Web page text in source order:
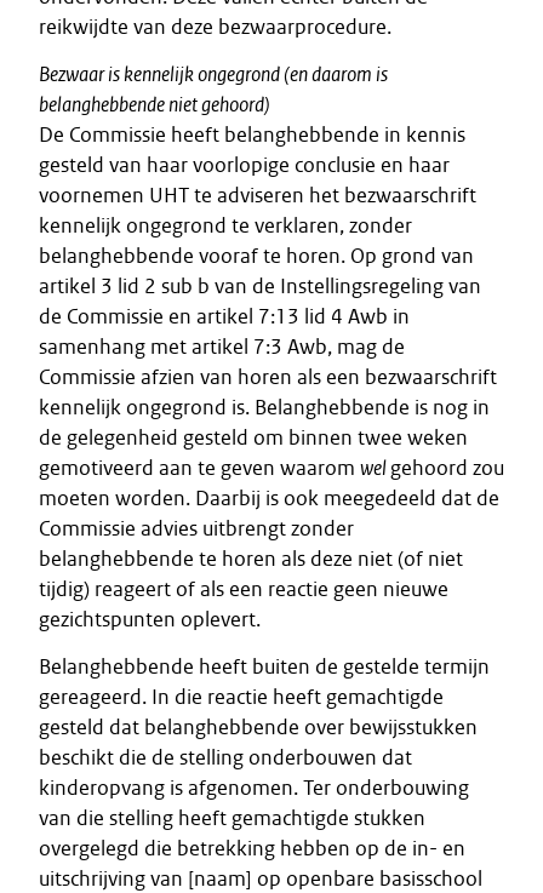
reikwijdte van deze bezwaarprocedure.
Bezwaar is kennelijk ongegrond (en daarom is
belanghebbende niet gehoord)
De Commissie heeft belanghebbende in kennis
gesteld van haar voorlopige conclusie en haar
voornemen UHT te adviseren het bezwaarschrift
kennelijk ongegrond te verklaren, zonder
belanghebbende vooraf te horen. Op grond van
artikel 3 lid 2 sub b van de Instellingsregeling van
de Commissie en artikel 7:13 lid 4 Awb in
samenhang met artikel 7:3 Awb, mag de
Commissie afzien van horen als een bezwaarschrift
kennelijk ongegrond is. Belanghebbende is nog in
de gelegenheid gesteld om binnen twee weken
gemotiveerd aan te geven waarom welgehoord zou
moeten worden. Daarbij is ook meegedeeld dat de
Commissie advies uitbrengt zonder
belanghebbende te horen als deze niet (of niet
tijdig) reageert of als een reactie geen nieuwe
gezichtspunten oplevert.
Belanghebbende heeft buiten de gestelde termijn
gereageerd. In die reactie heeft gemachtigde
gesteld dat belanghebbende over bewijsstukken
beschikt die de stelling onderbouwen dat
kinderopvang is afgenomen. Ter onderbouwing
van die stelling heeft gemachtigde stukken
overgelegd die betrekking hebben op de in- en
uitschrijving van [naam] op openbare basisschool